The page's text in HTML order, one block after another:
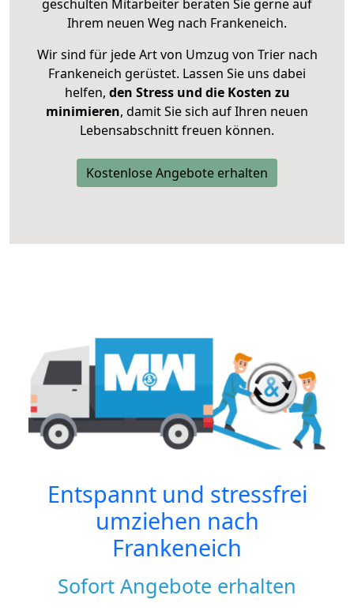
geschulten Mitarbeiter beraten Sie gerne auf
Ihrem neuen Weg nach Frankeneich.
Wir sind für jede Art von Umzug von Trier nach
Frankeneich gerüstet. Lassen Sie uns dabei
helfen, den Stress und die Kosten zu
minimieren, damit Sie sich auf Ihren neuen
Lebensabschnitt freuen können.
Kostenlose Angebote erhalten
Entspannt und stressfrei
umziehen nach
Frankeneich
Sofort Angebote erhalten